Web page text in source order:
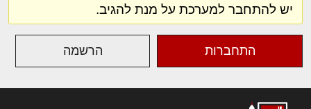
יש להתחבר למערכת על מנת להגיב.
התחברות הרשמה